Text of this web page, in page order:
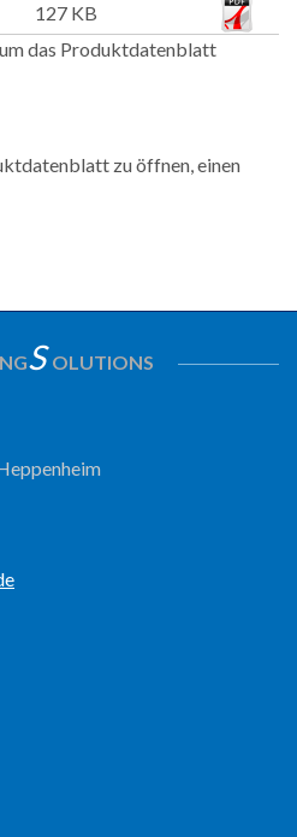
127 KB
das Produktdatenblatt
zu öffnen, einen
S OLUTIONS